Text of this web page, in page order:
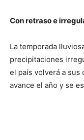
Con retraso e
La temporada
precipitaciones
el país volverá a sus
avance el año y se